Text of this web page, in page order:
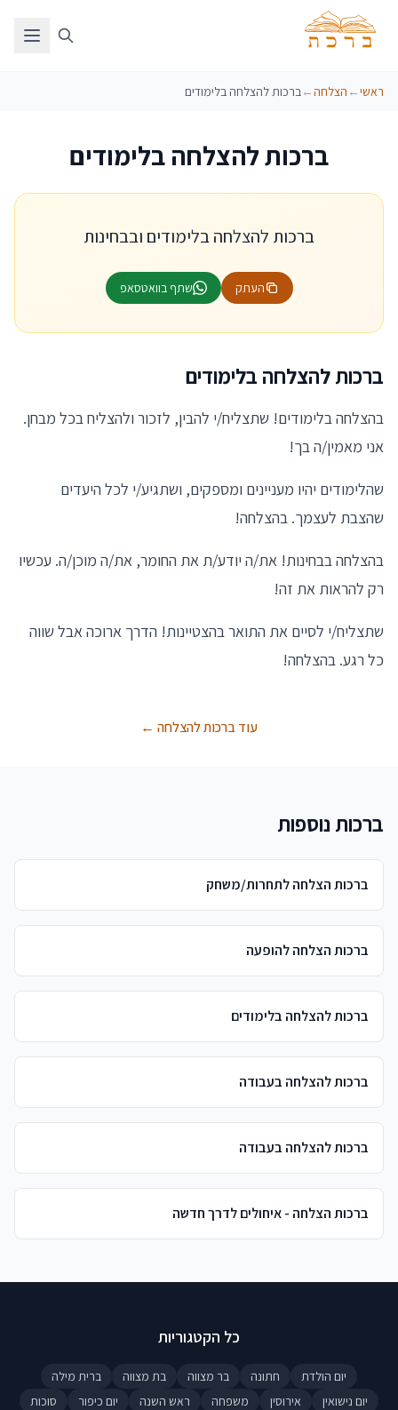
ראשי← הצלחה←ברכות להצלחה בלימודים
ברכות להצלחה בלימודים
ברכות להצלחה בלימודים ובבחינות
העתק שתף בוואטסאפ
ברכות להצלחה בלימודים
בהצלחה בלימודים! שתצליח/י להבין, לזכור ולהצליח בכל מבחן.
אני מאמין/ה בך!
שהלימודים יהיו מעניינים ומספקים, ושתגיע/י לכל היעדים
שהצבת לעצמך. בהצלחה!
בהצלחה בבחינות! את/ה יודע/ת את החומר, את/ה מוכן/ה. עכשיו
רק להראות את זה!
שתצליח/י לסיים את התואר בהצטיינות! הדרך ארוכה אבל שווה
כל רגע. בהצלחה!
עוד ברכות להצלחה ←
ברכות נוספות
ברכות הצלחה לתחרות/משחק
ברכות הצלחה להופעה
ברכות להצלחה בלימודים
ברכות להצלחה בעבודה
ברכות להצלחה בעבודה
ברכות הצלחה - איחולים לדרך חדשה
כל הקטגוריות
יום הולדת חתונה בר מצווה בת מצווה
ברית מילה
יום נישואין
אירוסין משפחה ראש השנה יום כיפור
סוכות